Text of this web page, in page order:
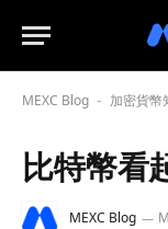
MEXC Blog - 加密貨幣
比特幣看
MEXC Blog